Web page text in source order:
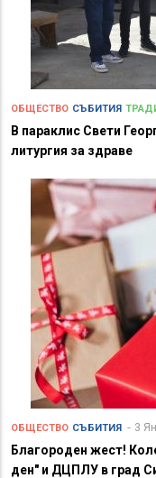
ОБЩЕСТВО СЪБИТИЯ
В параклис Свети
литургия за здраве
ОБЩЕСТВО СЪБИТИЯ 3
Благороден жест!
ден" и ДЦПЛУ в град